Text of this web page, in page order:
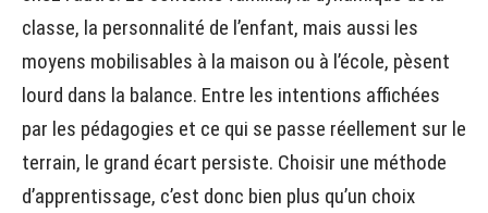
classe, la personnalité de l’enfant, mais aussi les
moyens mobilisables à la maison ou à l’école, pèsent
lourd dans la balance. Entre les intentions affichées
par les pédagogies et ce qui se passe réellement sur le
terrain, le grand écart persiste. Choisir une méthode
d’apprentissage, c’est donc bien plus qu’un choix